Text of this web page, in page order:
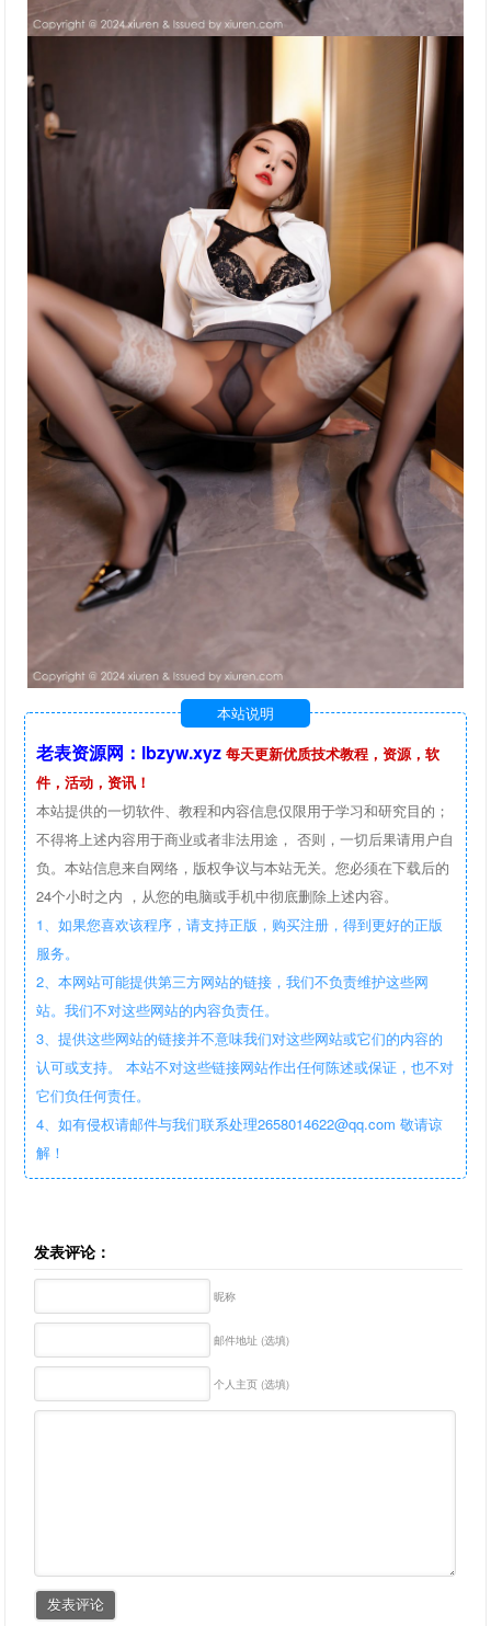
本站说明
老表资源网：lbzyw.xyz 每天更新优质技术教程，资源，软
件，活动，资讯！
本站提供的一切软件、教程和内容信息仅限用于学习和研究目的；
不得将上述内容用于商业或者非法用途， 否则，一切后果请用户自
负。本站信息来自网络，版权争议与本站无关。您必须在下载后的
24个小时之内 ，从您的电脑或手机中彻底删除上述内容。
1、如果您喜欢该程序，请支持正版，购买注册，得到更好的正版
服务。
2、本网站可能提供第三方网站的链接，我们不负责维护这些网
站。我们不对这些网站的内容负责任。
3、提供这些网站的链接并不意味我们对这些网站或它们的内容的
认可或支持。 本站不对这些链接网站作出任何陈述或保证，也不对
它们负任何责任。
4、如有侵权请邮件与我们联系处理2658014622@qq.com 敬请谅
解！
发表评论：
昵称
邮件地址 (选填)
个人主页 (选填)